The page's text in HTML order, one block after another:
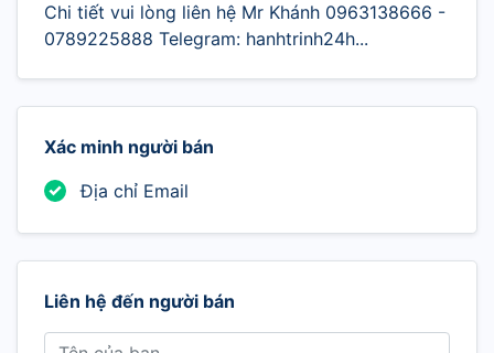
Chi tiết vui lòng liên hệ Mr Khánh 0963138666 -
0789225888 Telegram: hanhtrinh24h...
Xác minh người bán
Địa chỉ Email
Liên hệ đến người bán